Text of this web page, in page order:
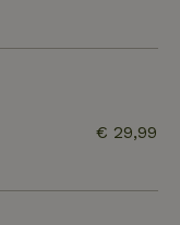
€ 29,99